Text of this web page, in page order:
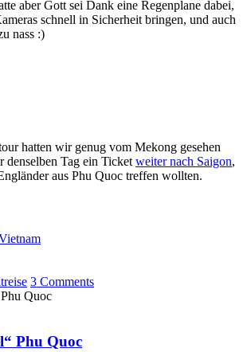
aber Gott sei Dank eine Regenplane dabei,
schnell in Sicherheit bringen, und auch
nass :)
hatten wir genug vom Mekong gesehen
denselben Tag ein Ticket weiter nach Saigon,
aus Phu Quoc treffen wollten.
3 Comments
Phu Quoc